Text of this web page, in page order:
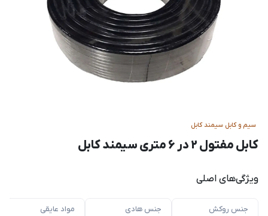
سیم و کابل سیمند کابل
کابل مفتول 2 در 6 متری سیمند کابل
ویژگی‌های اصلی
جنس روکش
جنس هادی
مواد عایقی